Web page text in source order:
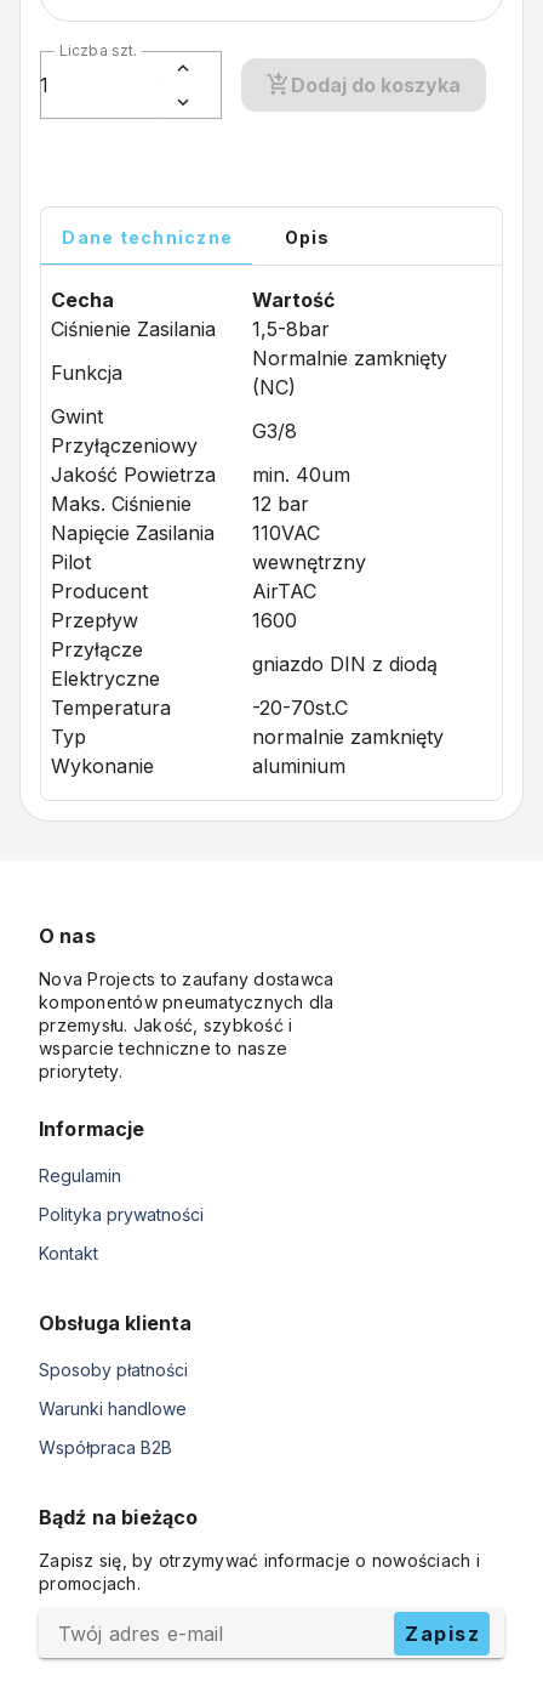
Liczba szt.
Dodaj do koszyka
Dane techniczne Opis
Cecha
Wartość
Ciśnienie Zasilania
1,5-8bar
Funkcja
Normalnie zamknięty
(NC)
Gwint
Przyłączeniowy
G3/8
Jakość Powietrza
min. 40um
Maks. Ciśnienie
12 bar
Napięcie Zasilania
110VAC
Pilot
wewnętrzny
Producent
AirTAC
Przepływ
1600
Przyłącze
Elektryczne
gniazdo DIN z diodą
Temperatura
-20-70st.C
Typ
normalnie zamknięty
Wykonanie
aluminium
O nas
Nova Projects to zaufany dostawca
komponentów pneumatycznych dla
przemysłu. Jakość, szybkość i
wsparcie techniczne to nasze
priorytety.
Informacje
Regulamin
Polityka prywatności
Kontakt
Obsługa klienta
Sposoby płatności
Warunki handlowe
Współpraca B2B
Bądź na bieżąco
Zapisz się, by otrzymywać informacje o nowościach i
promocjach.
Twój adres e-mail Zapisz